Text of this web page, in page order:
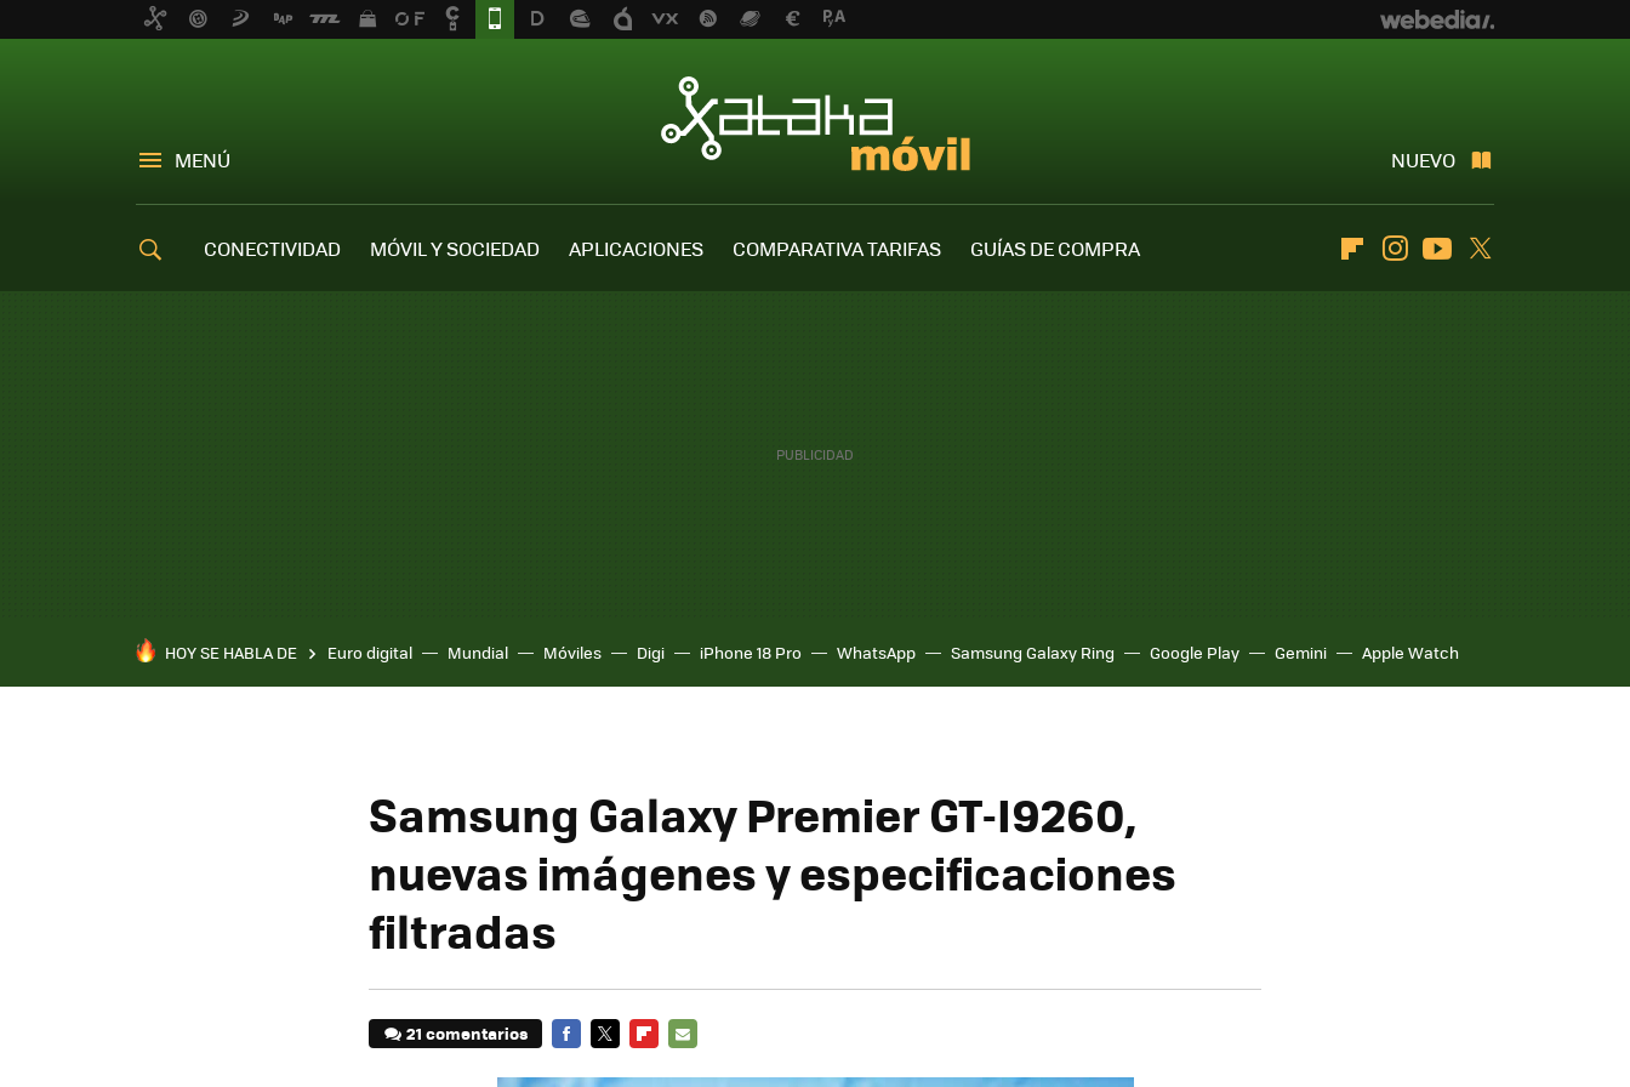
MENÚ NUEVO
CONECTIVIDAD MÓVIL Y SOCIEDAD APLICACIONES COMPARATIVA TARIFAS
GUÍAS DE COMPRA
FlipboardInstagramYoutube
HOY SE HABLA DE Euro digital Mundial Móviles Digi iPhone 18 Pro WhatsApp Samsung Galaxy Ring Google Play Gemini Apple Watch
Samsung Galaxy Premier GT-I9260,
nuevas imágenes y especificaciones
filtradas
21 comentarios